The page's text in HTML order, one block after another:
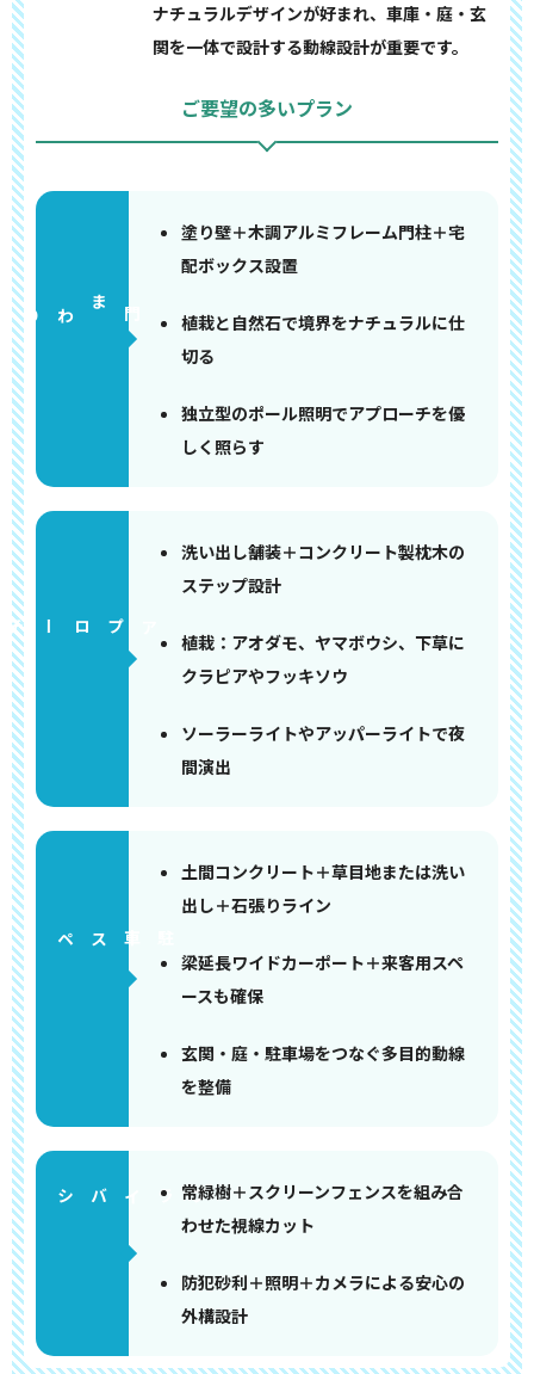
ナチュラルデザインが好まれ、車庫・庭・玄
関を一体で設計する動線設計が重要です。
ご要望の多いプラン
門まわり
塗り壁＋木調アルミフレーム門柱＋宅
配ボックス設置
植栽と自然石で境界をナチュラルに仕
切る
独立型のポール照明でアプローチを優
しく照らす
アプローチ
洗い出し舗装＋コンクリート製枕木の
ステップ設計
植栽：アオダモ、ヤマボウシ、下草に
クラピアやフッキソウ
ソーラーライトやアッパーライトで夜
間演出
土間コンクリート＋草目地または洗い
出し＋石張りライン
梁延長ワイドカーポート＋来客用スペ
ースも確保
玄関・庭・駐車場をつなぐ多目的動線
を整備
常緑樹＋スクリーンフェンスを組み合
わせた視線カット
防犯砂利＋照明＋カメラによる安心の
外構設計